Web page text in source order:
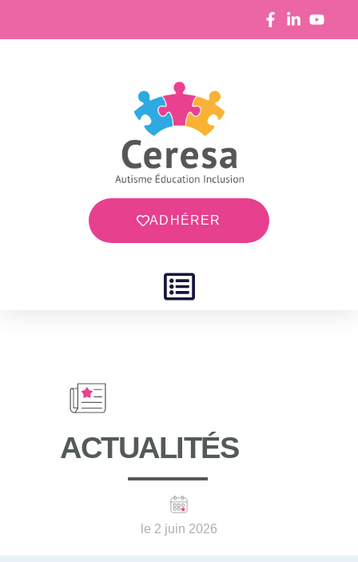
ADHÉRER
ACTUALITÉS
le 2 juin 2026